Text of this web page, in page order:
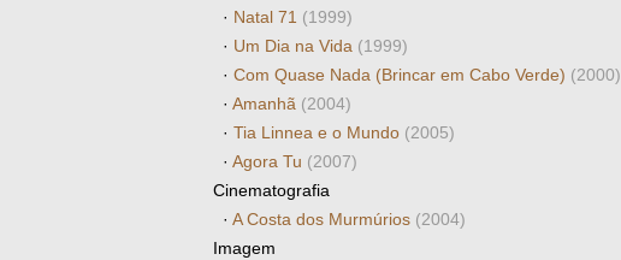
· Natal 71 (1999)
· Um Dia na Vida (1999)
· Com Quase Nada (Brincar em Cabo Verde) (2000)
· Amanhã (2004)
· Tia Linnea e o Mundo (2005)
· Agora Tu (2007)
Cinematografia
· A Costa dos Murmúrios (2004)
Imagem